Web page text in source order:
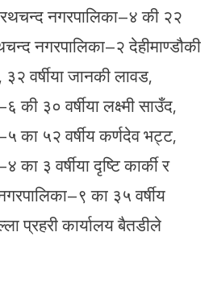
नगरपालिका–४ की २२
नगरपालिका–२ देहीमाण्डौकी
वर्षीया जानकी लावड,
३० वर्षीया लक्ष्मी साउँद,
का ५२ वर्षीय कर्णदेव भट्ट,
३ वर्षीया दृष्टि कार्की र
का ३५ वर्षीय
प्रहरी कार्यालय बैतडीले